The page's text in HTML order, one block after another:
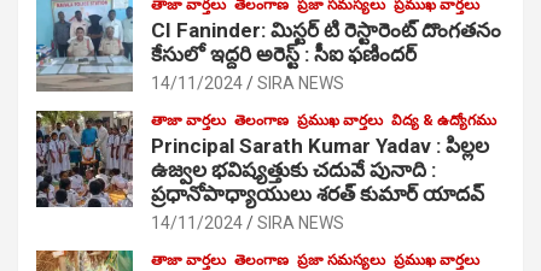
తాజా వార్తలు తెలంగాణ ప్రజా సమస్యలు ప్రముఖ వార్తలు
CI Faninder: మిస్టర్ టి రెస్టారెంట్ దొంగతనం
కేసులో ఇద్దరి అరెస్ట్ : సీఐ ఫణిందర్
14/11/2024 SIRA NEWS
తాజా వార్తలు తెలంగాణ ప్రముఖ వార్తలు విద్య & ఉద్యోగము
Principal Sarath Kumar Yadav : పిల్లల
ఉజ్వల భవిష్యత్తుకు చదువే పునాది :
ప్రధానోపాధ్యాయులు శరత్ కుమార్ యాదవ్
14/11/2024 SIRA NEWS
తాజా వార్తలు తెలంగాణ ప్రజా సమస్యలు ప్రముఖ వార్తలు